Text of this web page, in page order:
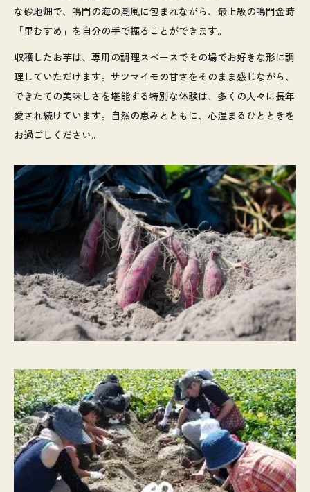
な砂地畑で、鳴門の海の潮風に包まれながら、最上級の鳴門金時
「里むすめ」を自分の手で掘ることができます。
収穫したお芋は、専用の調理スペースでその場でお好きな形に調
理していただけます。サツマイモの甘さをそのまま感じながら、
できたての美味しさを堪能する特別な体験は、多くの人々に長年
愛され続けています。自然の恵みとともに、心温まるひとときを
お過ごしください。